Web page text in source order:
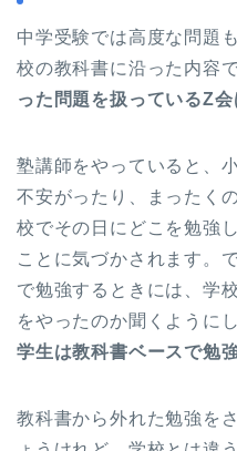
中学受験では高度な問題
校の教科書に沿った内容
った問題を扱っているZ会
塾講師をやっていると、
不安がったり、まったく
校でその日にどこを勉強
ことに気づかされます。
で勉強するときには、学
をやったのか聞くように
学生は教科書ベースで勉
教科書から外れた勉強を